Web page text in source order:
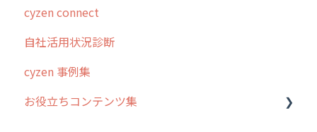
報告閲覧
予定
日報
履歴
予定管理
スポット
ステータス・主観
報告書・行動種別
スポット・ステータス関連オプション
交通費自動計算
安全走行支援
写真管理・高画質化
ログインについて
グループ・ユーザーについて
GPS・位置情報 について
ルート自動記録 について
cyzen connect
自社活用状況診断
cyzen 事例集
お役立ちコンテンツ集